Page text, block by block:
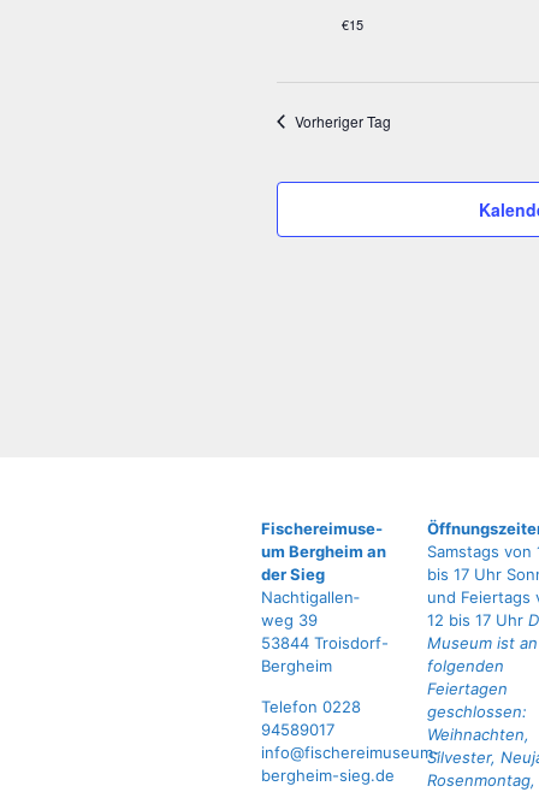
€15
Vorheriger Tag
Fische­rei­mu­se­
um Berg­heim an
der Sieg
Nach­ti­gal­len­
weg 39
53844 Troisdorf-
Bergheim
Tele­fon 0228
94589017
info@fischereimuseum-
bergheim-sieg.de
Samstags von
bis 17 Uhr
und Feiertags
12 bis 17 Uhr
Museum ist an
folgenden
Feiertagen
geschlossen:
Weihnachten,
Silvester,
Rosenmontag,